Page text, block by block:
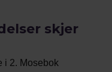
skjer
i 2. Mosebok